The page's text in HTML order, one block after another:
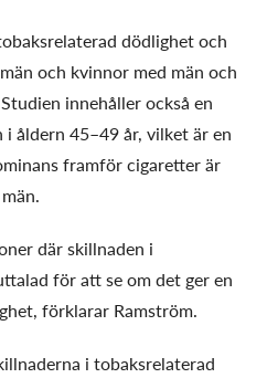
dödlighet och
och kvinnor med män och
innehåller också en
åldern 45–49 år, vilket är en
framför cigaretter är
där skillnaden i
för att se om det ger en
förklarar Ramström.
i tobaksrelaterad